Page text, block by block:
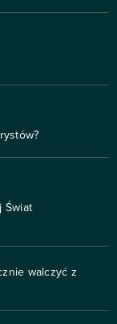
Świat
walczyć z